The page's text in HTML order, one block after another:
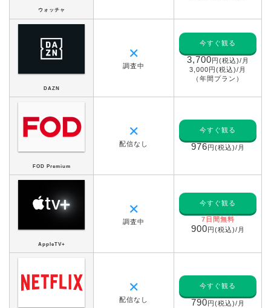
ウォッチャ
DAZN
✕
調査中
今すぐ観る
3,700円(税込)/月
3,000円(税込)/月
（年間プラン）
FOD Premium
✕
配信なし
今すぐ観る
976円(税込)/月
AppleTV+
✕
調査中
今すぐ観る
7日間無料
900円(税込)/月
✕
配信なし
今すぐ観る
790円(税込)/月